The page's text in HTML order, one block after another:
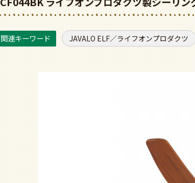
JAVALO ELF／ライフオンプロダクツ